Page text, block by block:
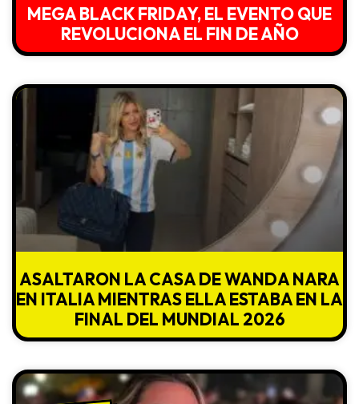
MEGA BLACK FRIDAY, EL EVENTO QUE
REVOLUCIONA EL FIN DE AÑO
ASALTARON LA CASA DE WANDA NARA
EN ITALIA MIENTRAS ELLA ESTABA EN LA
FINAL DEL MUNDIAL 2026